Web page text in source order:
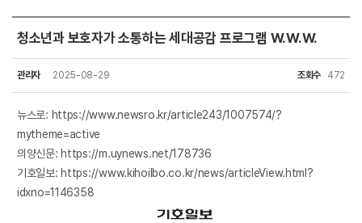
청소년과 보호자가 소통하는 세대공감 프로그램 W.W.W.
관리자 2025-08-29 조회수 472
뉴스로: https://www.newsro.kr/article243/1007574/?
mytheme=active
의양신문: https://m.uynews.net/178736
기호일보: https://www.kihoilbo.co.kr/news/articleView.html?
idxno=1146358